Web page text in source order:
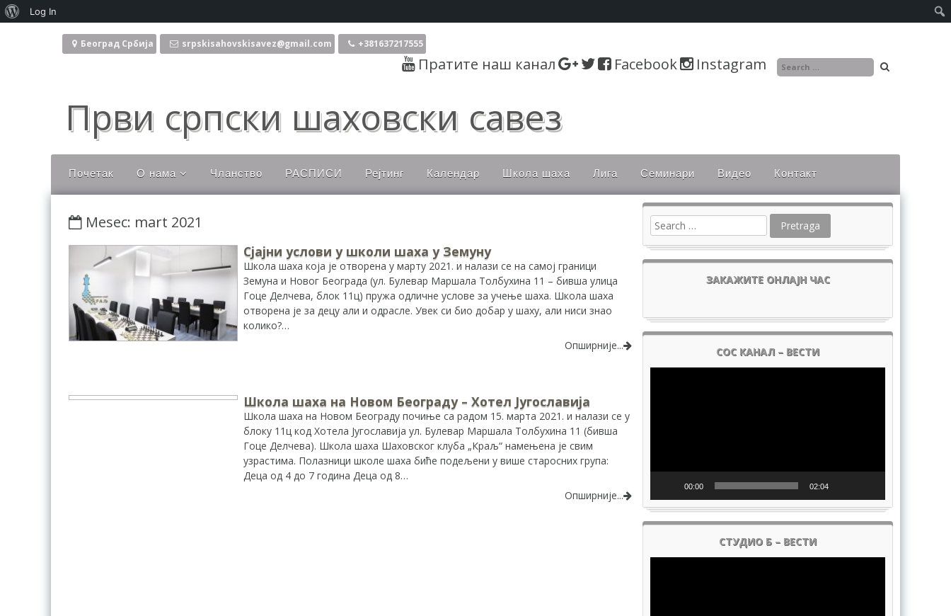
Београд Србија srpskisahovskisavez@gmail.com +381637217555
Пратите наш канал Facebook Instagram
Први српски шаховски савез
Почетак
О нама
Руководство
Нормативна акта
Комисије
Чланство РАСПИСИ Рејтинг Календар Школа шаха Лига Семинари Видео Контакт
Mesec: mart 2021
Сјајни услови у школи шаха у Земуну
Школа шаха која је отворена у марту 2021. и налази се на самој граници
Земуна и Новог Београда (ул. Булевар Маршала Толбухина 11 – бивша улица
Гоце Делчева, блок 11ц) пружа одличне услове за учење шаха. Школа шаха
отворена је за децу али и одрасле. Увек си био добар у шаху, али ниси знао
колико?…
Опширније...
Школа шаха на Новом Београду – Хотел Југославија
Школа шаха на Новом Београду почиње са радом 15. марта 2021. и налази се у
блоку 11ц код Хотела Југославија ул. Булевар Маршала Толбухина 11 (бивша
Гоце Делчева). Школа шаха Шаховског клуба „Краљ“ намењена је свим
узрастима. Полазници школе шаха биће подељени у више старосних група:
Деца од 4 до 7 година Деца од 8…
Опширније...
ЗАКАЖИТЕ ОНЛАЈН ЧАС
СОС КАНАЛ – ВЕСТИ
00:00 02:04
СТУДИО Б – ВЕСТИ
Vordpresu
Log In